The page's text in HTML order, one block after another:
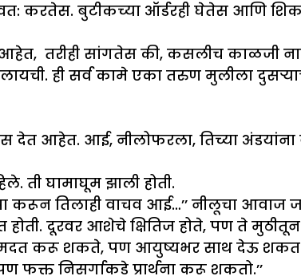
करतेस. बुटीकच्या ऑर्डरही घेतेस आणि
तरीही सांगतेस की, कसलीच काळजी
ही सर्व कामे एका तरुण मुलीला
आहेत. आई, नीलोफरला, तिच्या अंडयांना
ती घामाघूम झाली होती.
तिलाही वाचव आई…’’ नीलूचा आवाज जणू
होती. दूरवर आशेचे क्षितिज होते, पण ते
मदत करू शकते, पण आयुष्यभर साथ देऊ शकत
फक्त निसर्गाकडे प्रार्थना करू शकतो.’’